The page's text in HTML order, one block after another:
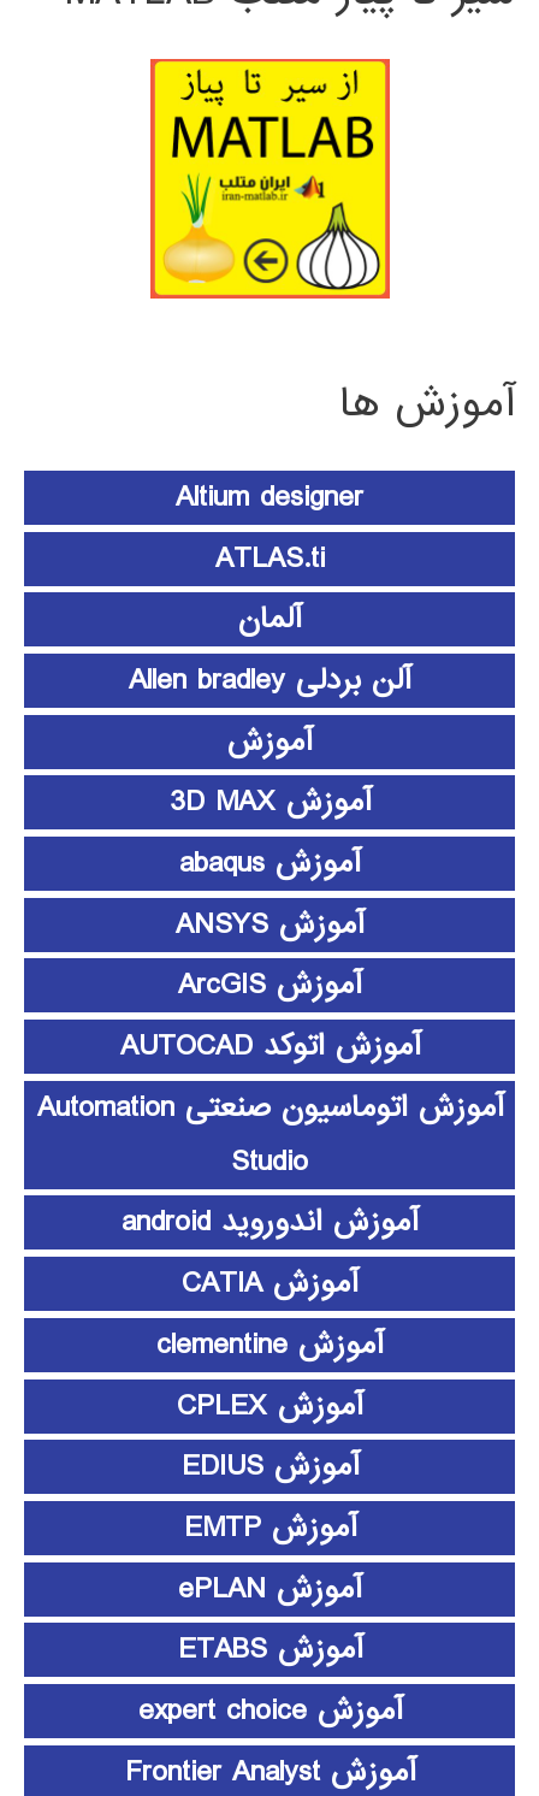
آموزش ها
Altium designer
ATLAS.ti
آلمان
آلن بردلی Allen bradley
آموزش
آموزش 3D MAX
آموزش abaqus
آموزش ANSYS
آموزش ArcGIS
آموزش اتوکد AUTOCAD
آموزش اتوماسیون صنعتی Automation
Studio
آموزش اندوروید android
آموزش CATIA
آموزش clementine
آموزش CPLEX
آموزش EDIUS
آموزش EMTP
آموزش ePLAN
آموزش ETABS
آموزش expert choice
آموزش Frontier Analyst